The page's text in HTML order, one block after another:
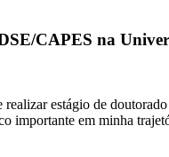
CAPES na
estágio de
importante em minha